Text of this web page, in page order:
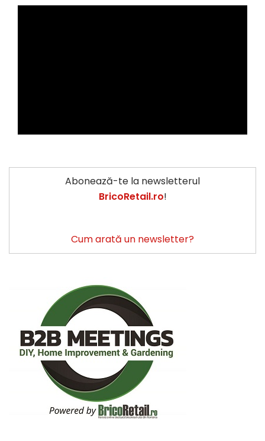
Abonează-te la newsletterul
BricoRetail.ro!
Cum arată un newsletter?